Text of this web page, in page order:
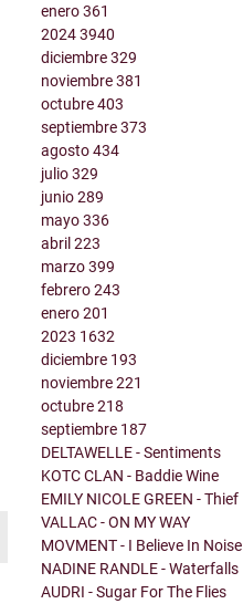
enero361
20243940
diciembre329
noviembre381
octubre403
septiembre373
agosto434
julio329
junio289
mayo336
abril223
marzo399
febrero243
enero201
2023 1632
diciembre 193
noviembre221
octubre218
septiembre 187
DELTAWELLE - Sentiments
KOTC CLAN - Baddie Wine
EMILY NICOLE GREEN - Thief
VALLAC - ON MY WAY
MOVMENT - I Believe In Noise
NADINE RANDLE - Waterfalls
AUDRI - Sugar For The Flies